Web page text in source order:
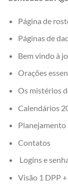
Página de
Páginas de
Bem vindo à
Orações
Os mistérios
Calendários
Planejamento
Contatos
Logins e
Visão 1 DPP